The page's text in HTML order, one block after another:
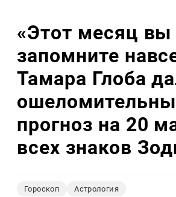
«Этот месяц вы
запомните
Тамара Глоба
прогноз на 20
всех знаков
Гороскоп Астрология